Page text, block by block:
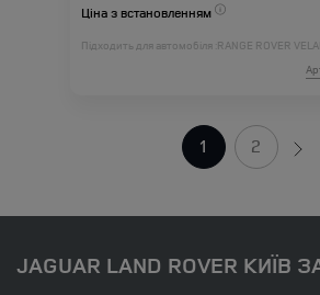
Ціна з встановленням
Підходить для автомобіля : RANGE ROVER
1 2
JAGUAR LAND ROVER КИЇВ